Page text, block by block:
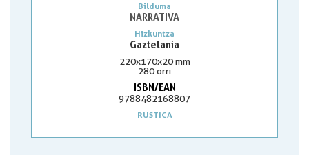
Bilduma
NARRATIVA
Hizkuntza
Gaztelania
220x170x20 mm
280 orri
ISBN/EAN
9788482168807
RUSTICA